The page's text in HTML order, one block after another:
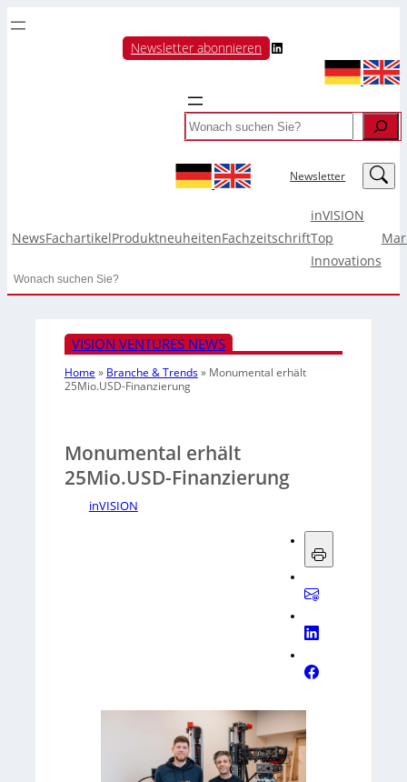
Newsletter abonnieren LinkedIn
Search
Newsletter LinkedIn
NewsFachartikelProduktneuheitenFachzeitschrift
inVISION
Top
Innovations
Search
VISION VENTURES NEWS
Home » Branche & Trends» Monumental erhält
25Mio.USD-Finanzierung
Monumental erhält
25Mio.USD-Finanzierung
inVISION